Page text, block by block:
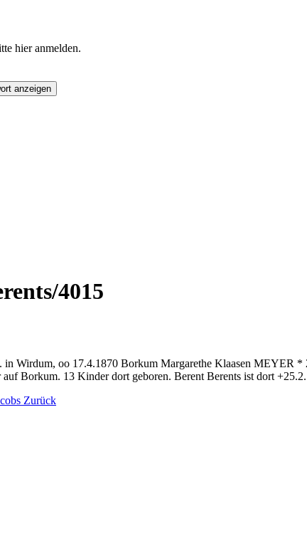
hier anmelden.
anzeigen
4015
Wirdum, oo 17.4.1870 Borkum Margarethe Klaasen MEYER
Borkum. 13 Kinder dort geboren. Berent Berents ist dort
Zurück